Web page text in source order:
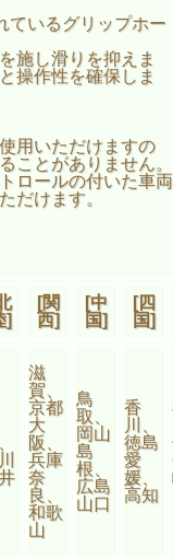
ているグリップホー
施し滑りを抑えま
操作性を確保しま
用いただけますの
ことがありません。
ロールの付いた車両
だけます。
]
[関
西]
[中
国]
[四
国]
滋
賀、
京都
大
阪、
兵庫
奈
良、
和歌
山
鳥
取、
岡山
島
根、
広島
山口
香
川、
徳島
愛
媛、
高知